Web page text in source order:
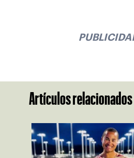
Artículos relacionados